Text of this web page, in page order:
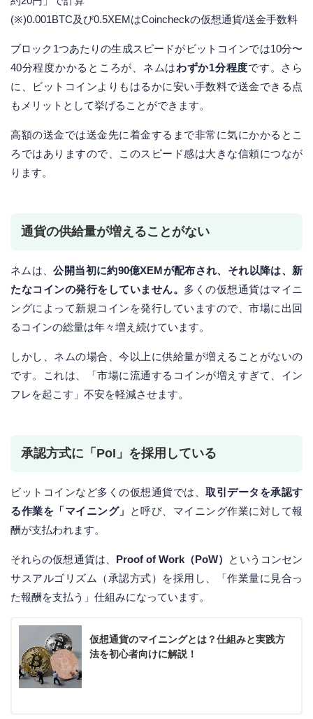
(※)0.001BTC及び0.5XEMはCoincheckの仮想通貨/送金手数料
ブロック1つあたりの生成スピードがビットコインでは10分〜
40分程度かかるところが、ネムはわずか1分程度です。さら
に、ビットコインよりもはるかに安い手数料で送金できる点
もメリットとして挙げることができます。
高額の送金では送金先に着金するまで非常に気にかかるとこ
ろではありますので、このスピード感は大きな信頼につなが
ります。
通貨の供給量が増えることがない
ネムは、公開当初に約90億XEMが配布され、それ以降は、新
たなコインの発行をしていません。 多くの仮想通貨はマイニ
ングによって新規コインを発行していますので、市場に出回
るコインの総量は年々増え続けています。
しかし、ネムの場合、今以上に供給量が増えることがないの
です。これは、「市場に流通するコインが増えすぎて、イン
フレを起こす」不安を軽減させます。
承認方式に「PoI」を採用している
ビットコインなど多くの仮想通貨では、 取引データを承認す
る作業を「マイニング」
と呼び、マイニング作業に対して報
酬が支払われます。
それらの仮想通貨は、 Proof of Work（PoW） というコンセン
サスアルゴリズム（承認方式）を採用し、「作業量に見合っ
た報酬を支払う」仕組みになっています。
仮想通貨のマイニングとは？仕組みと実践方
法を初心者向けに解説！